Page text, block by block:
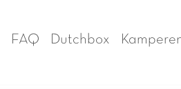
FAQ Dutchbox